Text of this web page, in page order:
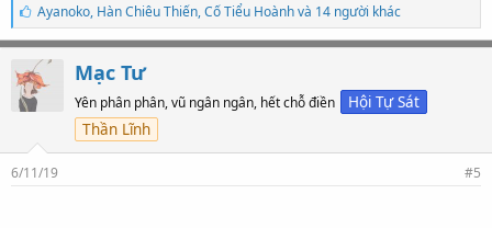
S
ố
l
ư
ợ
t
t
í
c
Ayanoko, Hàn Chiêu Thiến,Cố Tiểu Hoành và 14 người khác
Mạc Tư
Yên phân phân, vũ ngân ngân, hết chỗ điền
Hội Tự Sát
Thần Lĩnh
6/11/19 #5